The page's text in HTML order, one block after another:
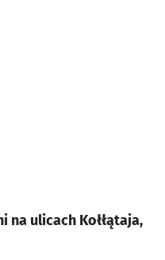
na ulicach Kołłątaja,